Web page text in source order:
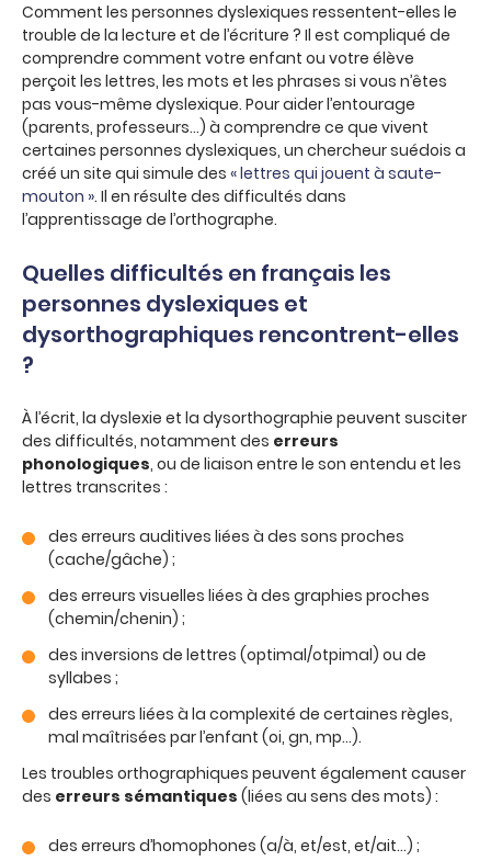
Comment les personnes dyslexiques ressentent-elles le
trouble de la lecture et de l’écriture ? Il est compliqué de
comprendre comment votre enfant ou votre élève
perçoit les lettres, les mots et les phrases si vous n’êtes
pas vous-même dyslexique. Pour aider l’entourage
(parents, professeurs…) à comprendre ce que vivent
certaines personnes dyslexiques, un chercheur suédois a
créé un site qui simule des « lettres qui jouent à saute-
mouton ». Il en résulte des difficultés dans
l’apprentissage de l’orthographe.
Quelles difficultés en français les
personnes dyslexiques et
dysorthographiques rencontrent-elles
?
À l’écrit, la dyslexie et la dysorthographie peuvent susciter
des difficultés, notamment des erreurs
phonologiques, ou de liaison entre le son entendu et les
lettres transcrites :
des erreurs auditives liées à des sons proches
(cache/gâche) ;
des erreurs visuelles liées à des graphies proches
(chemin/chenin) ;
des inversions de lettres (optimal/otpimal) ou de
syllabes ;
des erreurs liées à la complexité de certaines règles,
mal maîtrisées par l’enfant (oi, gn, mp…).
Les troubles orthographiques peuvent également causer
des erreurs sémantiques (liées au sens des mots) :
des erreurs d’homophones (a/à, et/est, et/ait…) ;